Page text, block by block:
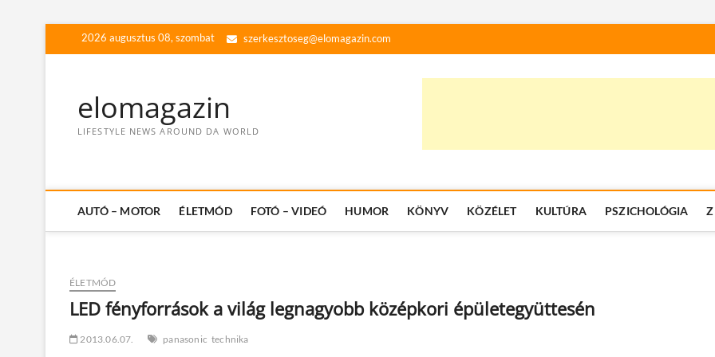
2026 augusztus 08, szombat szerkesztoseg@elomagazin.com
elomagazin
LIFESTYLE NEWS AROUND DA WORLD
AUTÓ – MOTOR ÉLETMÓD FOTÓ – VIDEÓ HUMOR KÖNYV KÖZÉLET KULTÚRA PSZICHOLÓGIA
ÉLETMÓD
LED fényforrások a világ legnagyobb középkori épületegyüttesén
2013.06.07. panasonic technika